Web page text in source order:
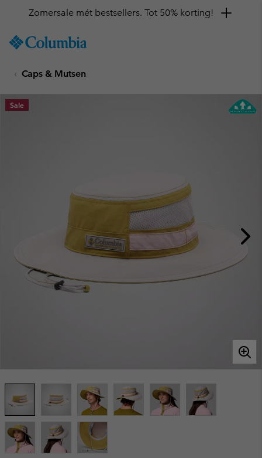
TO
SKIP
MAIN
NAV
Zomersale mét bestsellers. Tot 50% korting!
Caps & Mutsen
Sale